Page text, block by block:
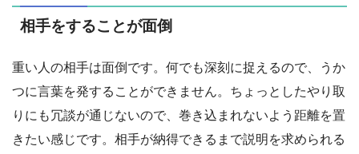
相手をすることが面倒
重い人の相手は面倒です。何でも深刻に捉えるので、うか
つに言葉を発することができません。ちょっとしたやり取
りにも冗談が通じないので、巻き込まれないよう距離を置
きたい感じです。相手が納得できるまで説明を求められる